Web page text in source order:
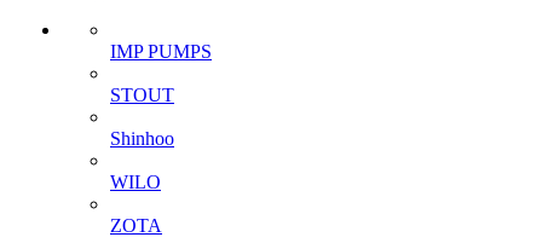
IMP PUMPS
STOUT
Shinhoo
WILO
ZOTA